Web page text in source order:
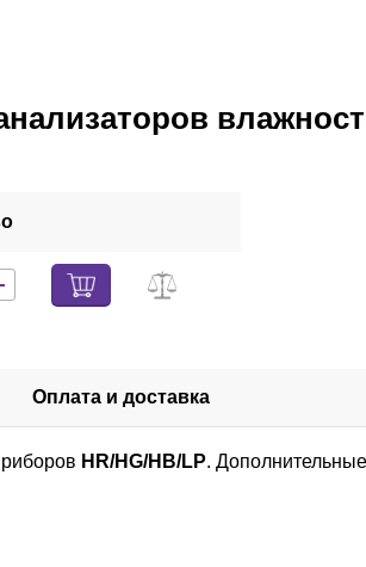
Оплата и доставка
HR/HG/HB/LP. Дополнительные